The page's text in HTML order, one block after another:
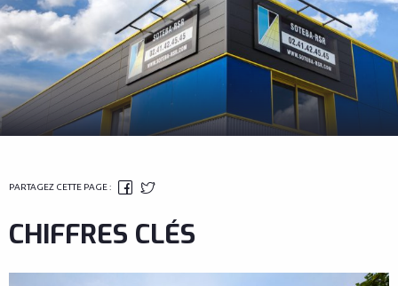
PARTAGEZ CETTE PAGE :
CHIFFRES CLÉS